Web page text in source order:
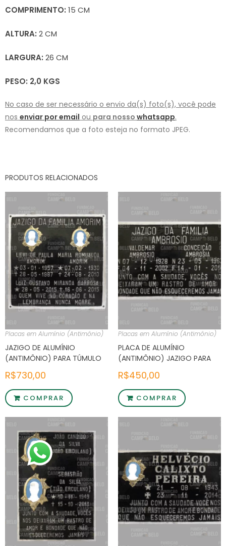
COMPRIMENTO: 15 CM
ALTURA: 2 CM
LARGURA: 26 CM
PESO: 2,0 KGS
No caso de ser necessário o envio da(s) foto(s), você pode
nos enviar por email ou para nosso whatsapp.
Recomendamos que a foto esteja no formato JPEG.
PRODUTOS RELACIONADOS
Placas em Alumínio (Antimônio)
JAZIGO DE ALUMÍNIO
(ANTIMÔNIO) PARA TÚMULO
COM 2 FOTOS E MENSAGEM
R$730,00
COMPRAR
Placas em Alumínio (Antimônio)
PLACA DE ALUMÍNIO
(ANTIMÔNIO) JAZIGO PARA
TÚMULO COM 2 NOMES E
MENSAGEM
R$450,00
COMPRAR